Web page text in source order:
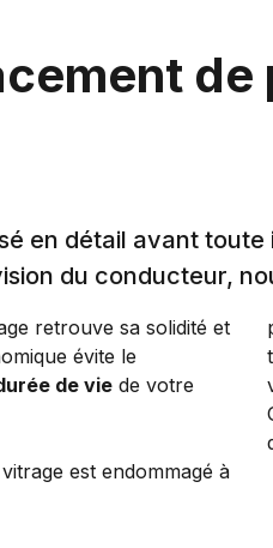
en détail avant
du conducteur,
retrouve sa solidité et
évite le
de vie de votre
est endommagé à